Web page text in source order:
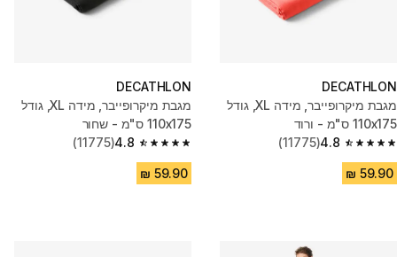
DECATHLON
מגבת מיקרופייבר, מידה XL, גודל
110x175 ס"מ - ורוד
4.8
4.8 out of 5 stars from 11775 reviews
(11775)
DECATHLON
מגבת מיקרופייבר, מידה XL, גודל
110x175 ס"מ - שחור
4.8
4.8 out of 5 stars from 11775 reviews
(11775)